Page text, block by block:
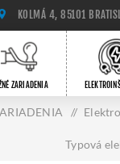
KOLMÁ 4, 85101
ZARIADENIA
/
Typová